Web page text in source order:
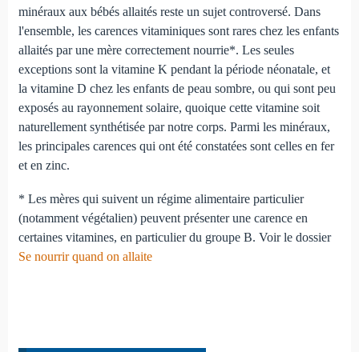
minéraux aux bébés allaités reste un sujet controversé. Dans
l'ensemble, les carences vitaminiques sont rares chez les enfants
allaités par une mère correctement nourrie*. Les seules
exceptions sont la vitamine K pendant la période néonatale, et
la vitamine D chez les enfants de peau sombre, ou qui sont peu
exposés au rayonnement solaire, quoique cette vitamine soit
naturellement synthétisée par notre corps. Parmi les minéraux,
les principales carences qui ont été constatées sont celles en fer
et en zinc.
* Les mères qui suivent un régime alimentaire particulier
(notamment végétalien) peuvent présenter une carence en
certaines vitamines, en particulier du groupe B. Voir le dossier
Se nourrir quand on allaite